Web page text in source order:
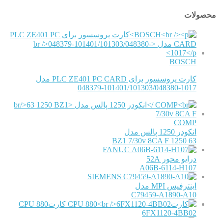
محصولات
BOSCH
کارت پروسسور برای PLC ZE401 PC CARD مدل
048379-101401/101303/048380-1017
COMP
انکودر 1250 پالس مدل
63 1250 BZ1 7/30v 8CA F
FANUC
درایو محور 52A
A06B-6114-H107
SIEMENS
اینترفیس MPI مدل
C79459-A1890-A10
کارتCPU 880
6FX1120-4BB02